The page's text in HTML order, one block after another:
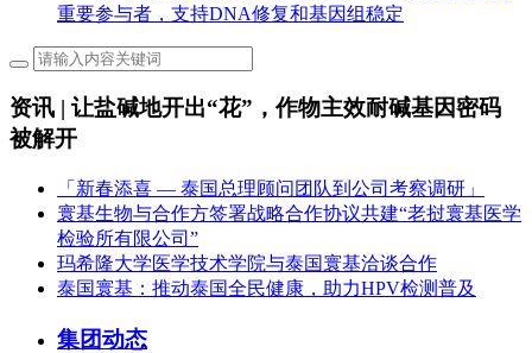
重要参与者，支持DNA修复和基因组稳定
资讯 | 让盐碱地开出“花”，作物主效耐碱基因密码
被解开
「新春添喜 — 泰国总理顾问团队到公司考察调研」
寰基生物与合作方签署战略合作协议共建“老挝寰基医学
检验所有限公司”
玛希隆大学医学技术学院与泰国寰基洽谈合作
泰国寰基：推动泰国全民健康，助力HPV检测普及
集团动态